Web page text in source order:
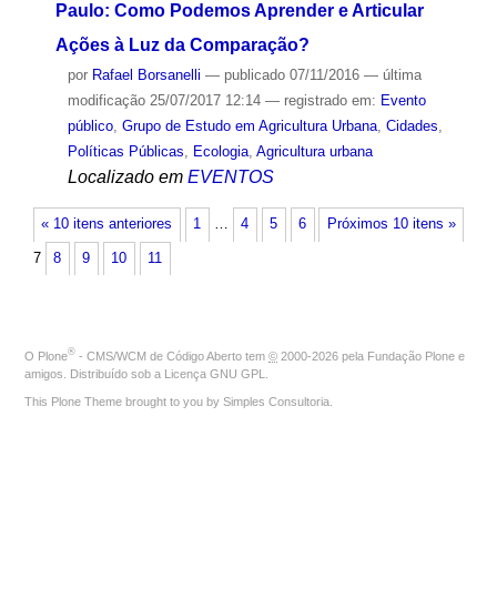
Paulo: Como Podemos Aprender e Articular
Ações à Luz da Comparação?
por Rafael Borsanelli — publicado07/11/2016 — última
modificação25/07/2017 12:14 — registrado em: Evento
público, Grupo de Estudo em Agricultura Urbana, Cidades,
Políticas Públicas, Ecologia, Agricultura urbana
Localizado em EVENTOS
« 10 itens anteriores Próximos 10 itens »
1 … 4 5 6
7 8 9 10 11
O Plone® - CMS/WCM de Código Aberto tem © 2000-2026 pela Fundação Plone e
amigos. Distribuído sob a Licença GNU GPL
This Plone Theme brought to you by Simples Consultoria